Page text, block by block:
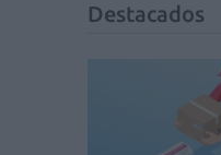
Destacados